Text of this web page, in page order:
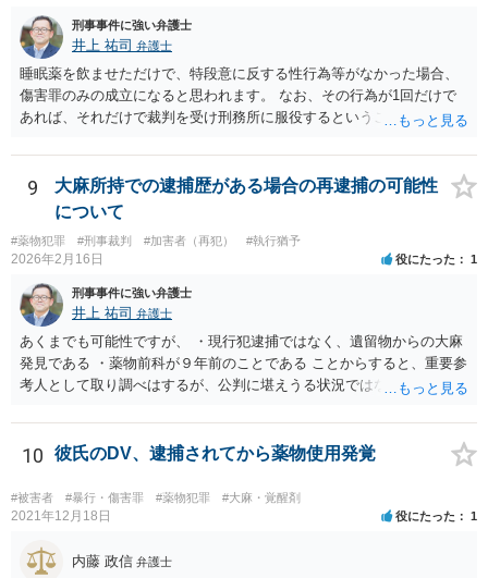
刑事事件に強い弁護士
井上 祐司 弁護士
睡眠薬を飲ませただけで、特段意に反する性行為等がなかった場合、
傷害罪のみの成立になると思われます。 なお、その行為が1回だけで
あれば、それだけで裁判を受け刑務所に服役するということは考えに
9
大麻所持での逮捕歴がある場合の再逮捕の可能性
について
#薬物犯罪 #刑事裁判 #加害者（再犯） #執行猶予
2026年2月16日 役にたった 1
刑事事件に強い弁護士
井上 祐司 弁護士
あくまでも可能性ですが、 ・現行犯逮捕ではなく、遺留物からの大麻
発見である ・薬物前科が９年前のことである ことからすると、重要参
考人として取り調べはするが、公判に堪えうる状況ではないとして、
す。
10 彼氏のDV、逮捕されてから薬物使用発覚
#被害者 #暴行・傷害罪 #薬物犯罪 #大麻・覚醒剤
2021年12月18日 役にたった 1
内藤 政信 弁護士